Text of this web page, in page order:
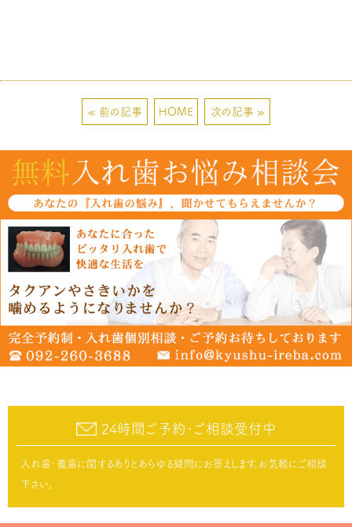
« 前の記事 HOME 次の記事 »
24時間ご予約･ご相談受付中
入れ歯･義歯に関するありとあらゆる疑問にお答えします。お気軽にご相談
下さい。